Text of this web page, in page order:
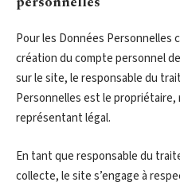
Pour les Données Personnelles
création du compte personnel
sur le site, le responsable du
Personnelles est le
représentant légal.
En tant que responsable du
collecte, le site s’engage à